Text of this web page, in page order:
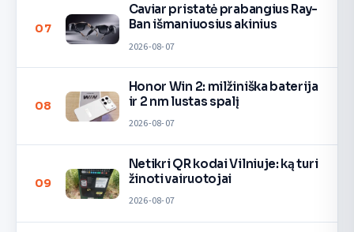
07
Caviar pristatė prabangius Ray-
Ban išmaniuosius akinius
2026-08-07
08
Honor Win 2: milžiniška baterija
ir 2 nm lustas spalį
2026-08-07
09
Netikri QR kodai Vilniuje: ką turi
žinoti vairuotojai
2026-08-07